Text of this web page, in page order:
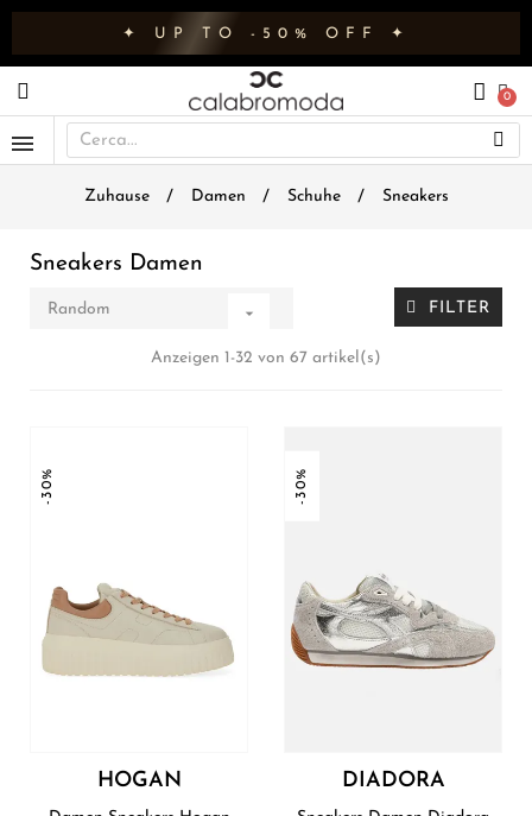
✦ UP TO -50% OFF ✦
Zuhause Damen Schuhe Sneakers
Sneakers Damen
Random  FILTER
Anzeigen 1-32 von 67 artikel(s)
-30%
HOGAN
-30%
DIADORA